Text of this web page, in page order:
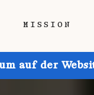
MISSION
auf der